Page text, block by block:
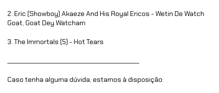
2. Eric (Showboy) Akaeze And His Royal Ericos - Wetin De Watch
Goat, Goat Dey Watcham
3. The Immortals (5) - Hot Tears
Caso tenha alguma dúvida, estamos à disposição: